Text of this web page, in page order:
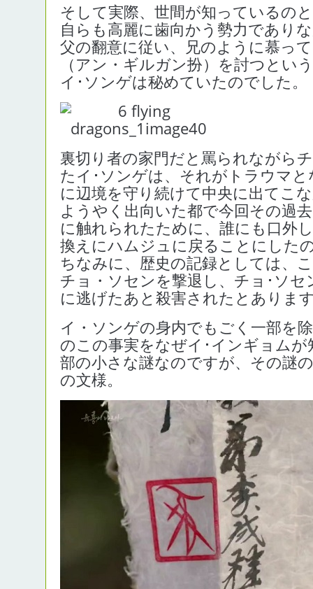
そして実際、世間が知っているの
自らも高麗に歯向かう勢力であり
父の翻意に従い、兄のように慕っ
（アン・ギルガン扮）を討つとい
イ･ソンゲは秘めていたのでした。
裏切り者の家門だと罵られながら
たイ･ソンゲは、それがトラウマ
に辺境を守り続けて中央に出てこ
ようやく出向いた都で今回その過
に触れられたために、誰にも口外
換えにハムジュに戻ることにした
ちなみに、歴史の記録としては、
チョ・ソセンを撃退し、チョ･ソ
に逃げたあと殺害されたとありま
イ・ソンゲの身内でもごく一部を
のこの事実をなぜイ･インギョム
部の小さな謎なのですが、その謎
の文様。